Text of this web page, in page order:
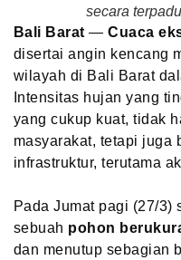
secara
Bali Barat —Cuaca
disertai angin kencang
wilayah di Bali Barat
Intensitas hujan yang
yang cukup kuat, tidak
masyarakat, tetapi juga
infrastruktur, terutama
Pada Jumat pagi (27/3)
sebuah pohon
dan menutup sebagian